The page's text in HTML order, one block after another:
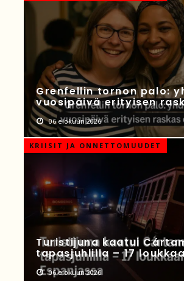
Grenfellin tornon palo:
vuosipäivä erityisen
06 elokuun 2026
KRIISIT JA ONNETTOMUUDET
Turistijuna kaatui
tapasjuhlilla – 17
06 elokuun 2026